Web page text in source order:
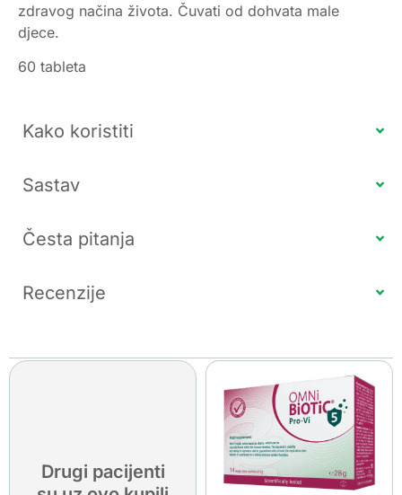
zdravog načina života. Čuvati od dohvata male
djece.
60 tableta
Kako koristiti
Sastav
Česta pitanja
Recenzije
Drugi pacijenti